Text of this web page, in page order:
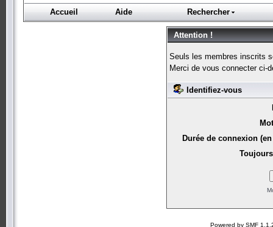
Accueil Aide Rechercher
Attention !
Seuls les membres inscrits
Merci de vous connecter ci-
Identifiez-vous
Durée de connexion
Powered by SMF